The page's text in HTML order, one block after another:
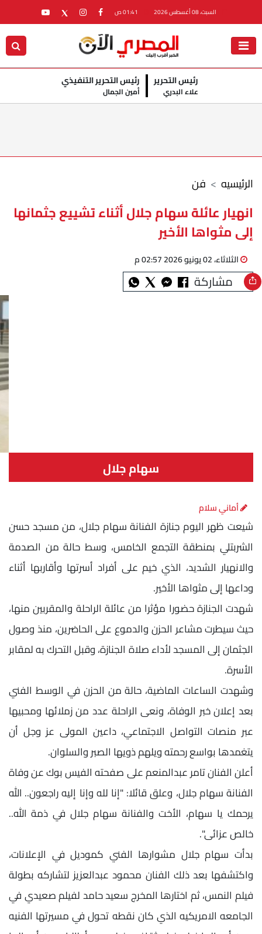
السبت، 08 أغسطس 2026
رئيس التحرير
علاء البدري
رئيس التحرير التنفيذي
أمين الجمال
فن الرئيسيه
انهيار عائلة سهام جلال أثناء تشييع جثمانها
إلى مثواها الأخير
الثلاثاء، 02 يونيو 2026 02:57 م
مشاركة
سهام جلال
أماني سلام
شيعت ظهر اليوم جنازة الفنانة سهام جلال، من مسجد حسن
الشربتلي بمنطقة التجمع الخامس، وسط حالة من الصدمة
والانهيار الشديد، الذي خيم على أفراد أسرتها وأقاربها أثناء
وداعها إلى مثواها الأخير.
شهدت الجنازة حضورا مؤثرا من عائلة الراحلة والمقربين منها،
حيث سيطرت مشاعر الحزن والدموع على الحاضرين، منذ وصول
الجثمان إلى المسجد لأداء صلاة الجنازة، وقبل التحرك به لمقابر
الأسرة.
وشهدت الساعات الماضية، حالة من الحزن في الوسط الفني
بعد إعلان خبر الوفاة، ونعى الراحلة عدد من زملائها ومحبيها
عبر منصات التواصل الاجتماعي، داعين المولى عز وجل أن
يتغمدها بواسع رحمته ويلهم ذويها الصبر والسلوان.
أعلن الفنان تامر عبدالمنعم على صفحته الفيس بوك عن وفاة
الفنانة سهام جلال، وعلق قائلا: "إنا لله وإنا إليه راجعون.. الله
يرحمك يا سهام، الأخت والفنانة سهام جلال في ذمة الله..
خالص عزائى".
بدأت سهام جلال مشوارها الفني كموديل في الإعلانات،
واكتشفها بعد ذلك الفنان محمود عبدالعزيز لتشاركه بطولة
فيلم النمس، ثم اختارها المخرج سعيد حامد لفيلم صعيدي في
الجامعه الامريكيه الذي كان نقطه تحول في مسيرتها الفنيه